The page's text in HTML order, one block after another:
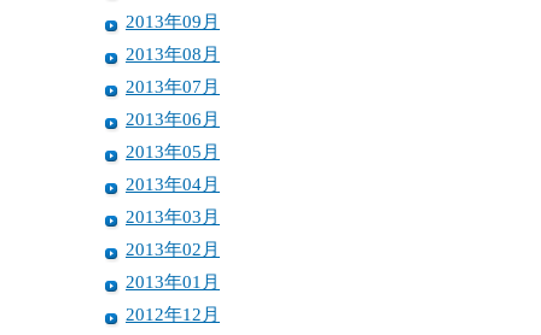
2013年09月
2013年08月
2013年07月
2013年06月
2013年05月
2013年04月
2013年03月
2013年02月
2013年01月
2012年12月